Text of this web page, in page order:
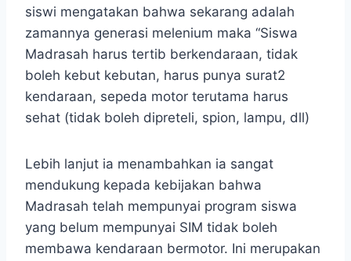
siswi mengatakan bahwa sekarang adalah
zamannya generasi melenium maka “Siswa
Madrasah harus tertib berkendaraan, tidak
boleh kebut kebutan, harus punya surat2
kendaraan, sepeda motor terutama harus
sehat (tidak boleh dipreteli, spion, lampu, dll)
Lebih lanjut ia menambahkan ia sangat
mendukung kepada kebijakan bahwa
Madrasah telah mempunyai program siswa
yang belum mempunyai SIM tidak boleh
membawa kendaraan bermotor. Ini merupakan